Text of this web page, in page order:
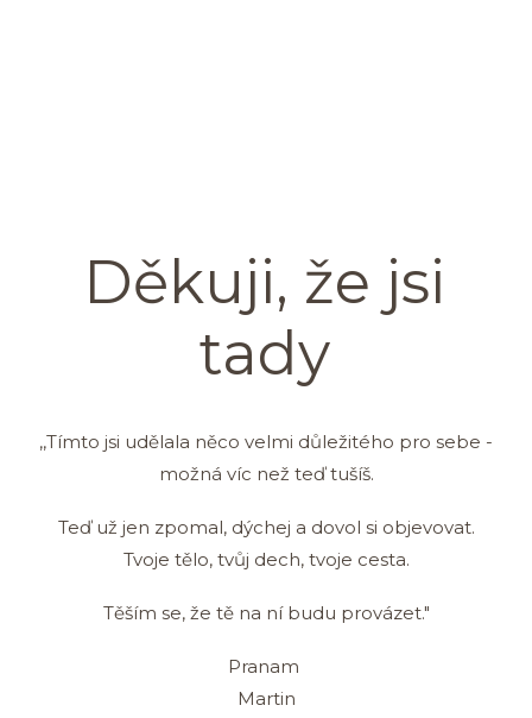
Děkuji, že jsi
tady
,,Tímto jsi udělala něco velmi důležitého pro sebe -
možná víc než teď tušíš.
Teď už jen zpomal, dýchej a dovol si objevovat.
Tvoje tělo, tvůj dech, tvoje cesta.
Těším se, že tě na ní budu provázet."
Pranam
Martin